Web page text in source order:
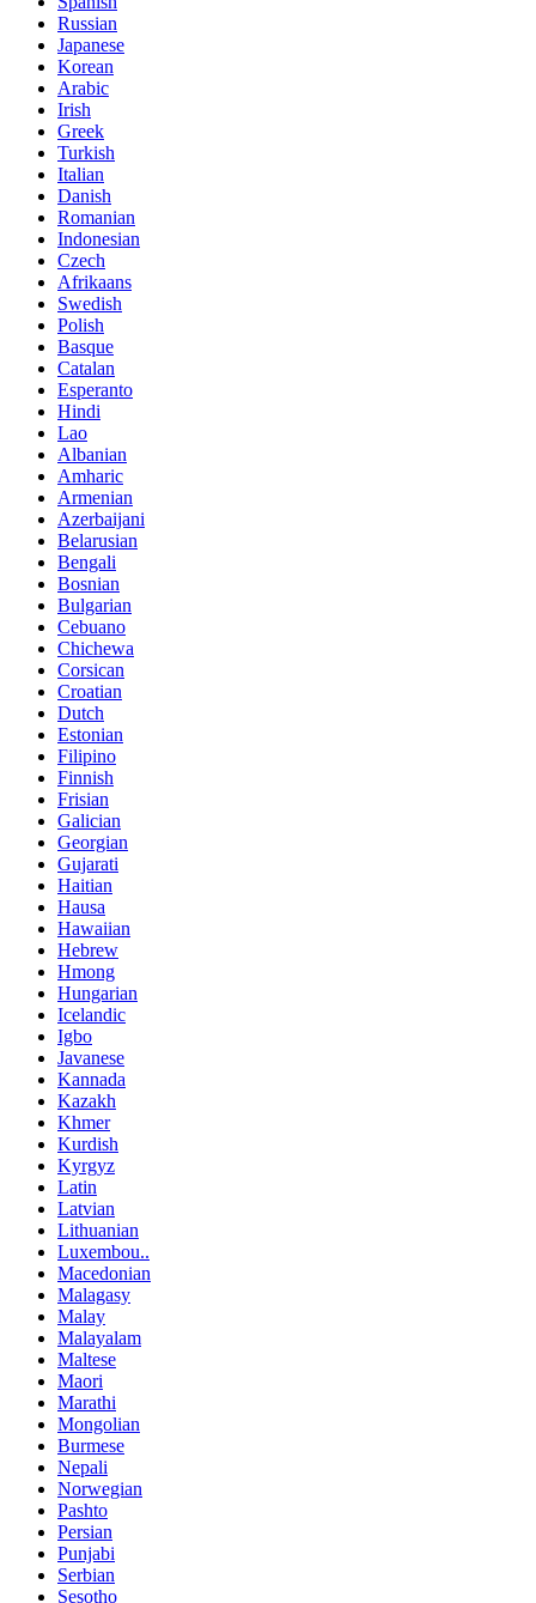
Russian
Japanese
Korean
Arabic
Irish
Greek
Turkish
Italian
Danish
Romanian
Indonesian
Czech
Afrikaans
Swedish
Polish
Basque
Catalan
Esperanto
Hindi
Lao
Albanian
Amharic
Armenian
Azerbaijani
Belarusian
Bengali
Bosnian
Bulgarian
Cebuano
Chichewa
Corsican
Croatian
Dutch
Estonian
Filipino
Finnish
Frisian
Galician
Georgian
Gujarati
Haitian
Hausa
Hawaiian
Hebrew
Hmong
Hungarian
Icelandic
Igbo
Javanese
Kannada
Kazakh
Khmer
Kurdish
Kyrgyz
Latin
Latvian
Lithuanian
Luxembou..
Macedonian
Malagasy
Malay
Malayalam
Maltese
Maori
Marathi
Mongolian
Burmese
Nepali
Norwegian
Pashto
Persian
Punjabi
Serbian
Sesotho